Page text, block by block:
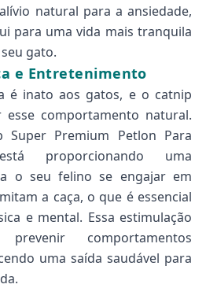
natural para a ansiedade,
para uma vida mais tranquila
gato.
e Entretenimento
é inato aos gatos, e o catnip
comportamento natural.
Premium Petlon Para
proporcionando uma
o seu felino se engajar em
a caça, o que é essencial
e mental. Essa estimulação
comportamentos
uma saída saudável para